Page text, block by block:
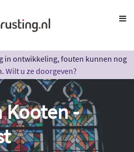
in ontwikkeling, fouten kunnen nog
Wilt u ze doorgeven?
Kooten -